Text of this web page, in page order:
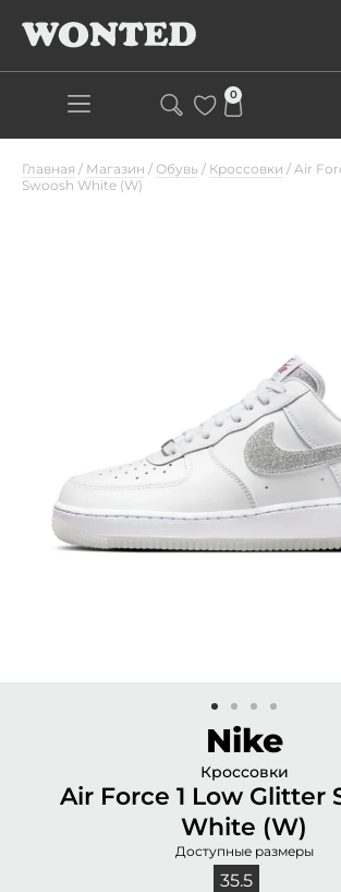
0
Главная / Магазин / Обувь / Кроссовки / Air
Swoosh White (W)
Nike
Кроссовки
Air Force 1 Low Glitter
White (W)
Доступные размеры
35.5